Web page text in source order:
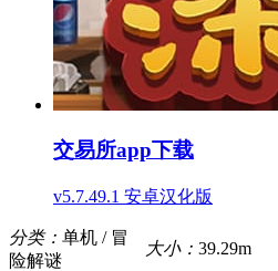
交易所app下载
v5.7.49.1 安卓汉化版
分类： 单机 / 冒
险解谜
大小： 39.29m